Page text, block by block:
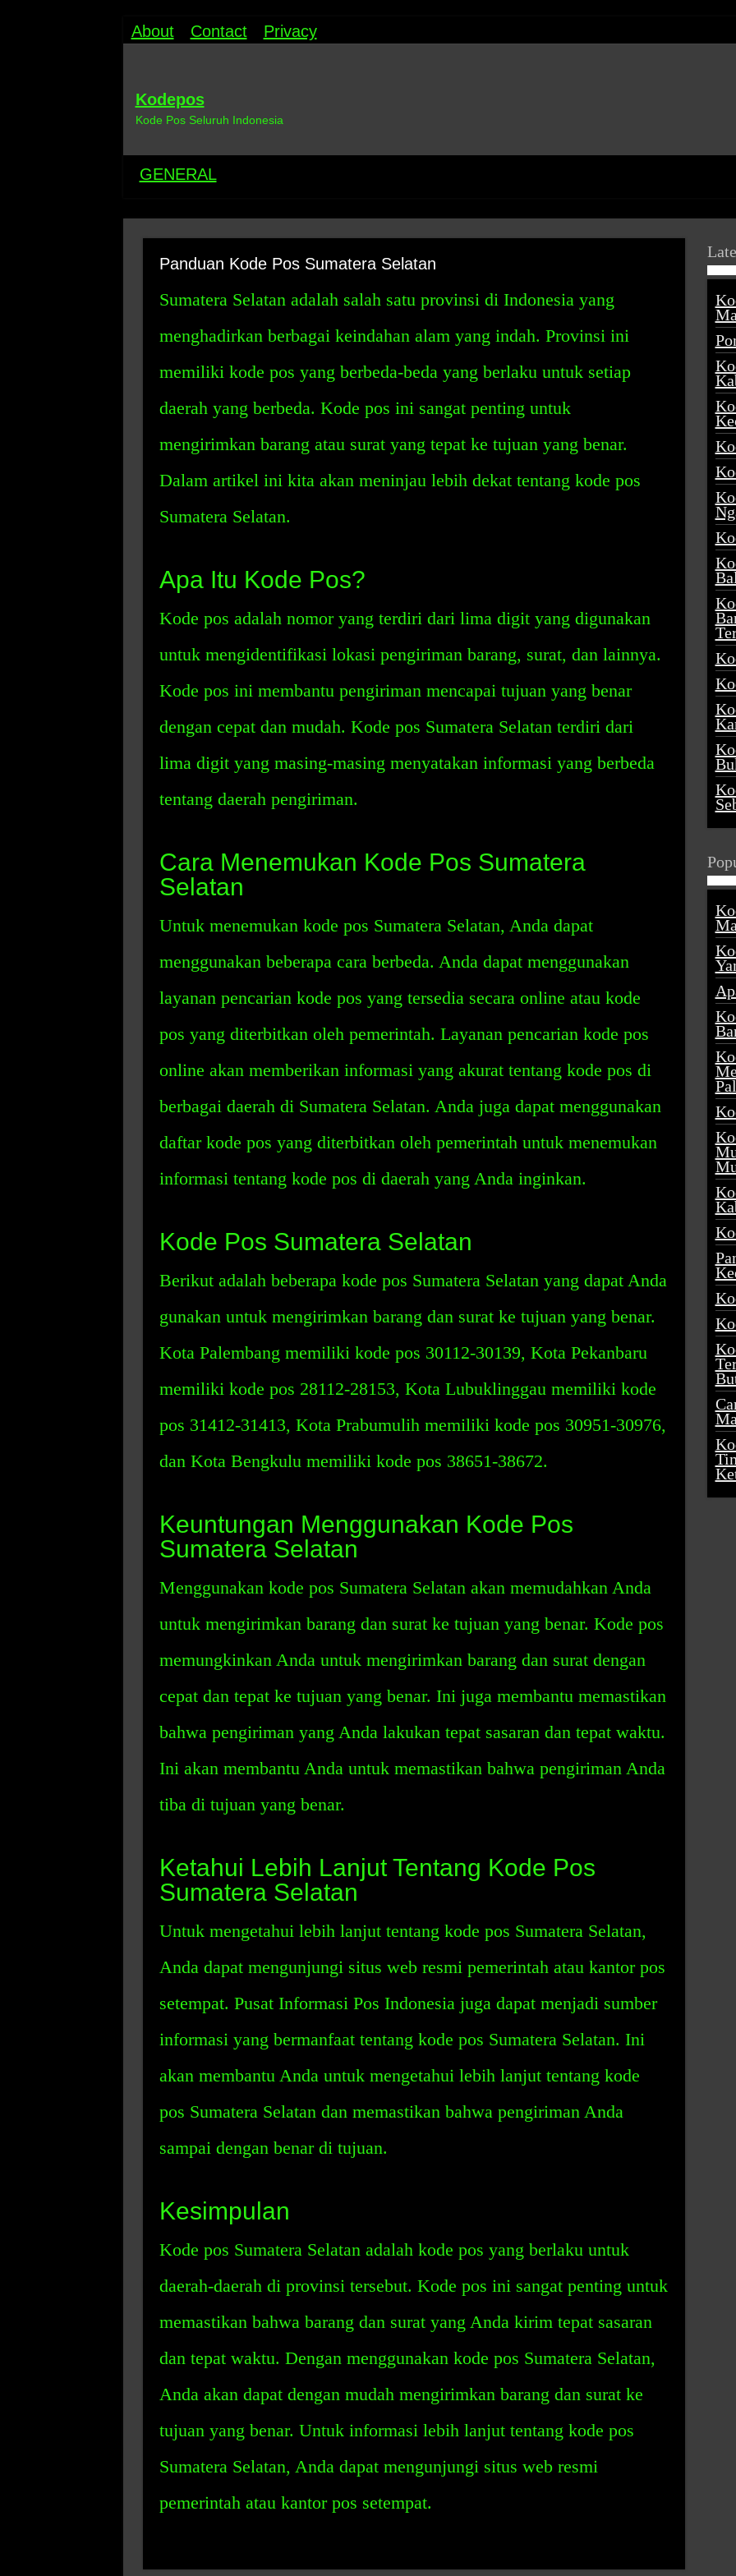
About Contact Privacy
Kodepos
Kode Pos Seluruh Indonesia
GENERAL
Panduan Kode Pos Sumatera Selatan
Sumatera Selatan adalah salah satu provinsi di Indonesia yang
menghadirkan berbagai keindahan alam yang indah. Provinsi ini
memiliki kode pos yang berbeda-beda yang berlaku untuk setiap
daerah yang berbeda. Kode pos ini sangat penting untuk
mengirimkan barang atau surat yang tepat ke tujuan yang benar.
Dalam artikel ini kita akan meninjau lebih dekat tentang kode pos
Sumatera Selatan.
Apa Itu Kode Pos?
Kode pos adalah nomor yang terdiri dari lima digit yang digunakan
untuk mengidentifikasi lokasi pengiriman barang, surat, dan lainnya.
Kode pos ini membantu pengiriman mencapai tujuan yang benar
dengan cepat dan mudah. Kode pos Sumatera Selatan terdiri dari
lima digit yang masing-masing menyatakan informasi yang berbeda
tentang daerah pengiriman.
Cara Menemukan Kode Pos Sumatera
Selatan
Untuk menemukan kode pos Sumatera Selatan, Anda dapat
menggunakan beberapa cara berbeda. Anda dapat menggunakan
layanan pencarian kode pos yang tersedia secara online atau kode
pos yang diterbitkan oleh pemerintah. Layanan pencarian kode pos
online akan memberikan informasi yang akurat tentang kode pos di
berbagai daerah di Sumatera Selatan. Anda juga dapat menggunakan
daftar kode pos yang diterbitkan oleh pemerintah untuk menemukan
informasi tentang kode pos di daerah yang Anda inginkan.
Kode Pos Sumatera Selatan
Berikut adalah beberapa kode pos Sumatera Selatan yang dapat Anda
gunakan untuk mengirimkan barang dan surat ke tujuan yang benar.
Kota Palembang memiliki kode pos 30112-30139, Kota Pekanbaru
memiliki kode pos 28112-28153, Kota Lubuklinggau memiliki kode
pos 31412-31413, Kota Prabumulih memiliki kode pos 30951-30976,
dan Kota Bengkulu memiliki kode pos 38651-38672.
Keuntungan Menggunakan Kode Pos
Sumatera Selatan
Menggunakan kode pos Sumatera Selatan akan memudahkan Anda
untuk mengirimkan barang dan surat ke tujuan yang benar. Kode pos
memungkinkan Anda untuk mengirimkan barang dan surat dengan
cepat dan tepat ke tujuan yang benar. Ini juga membantu memastikan
bahwa pengiriman yang Anda lakukan tepat sasaran dan tepat waktu.
Ini akan membantu Anda untuk memastikan bahwa pengiriman Anda
tiba di tujuan yang benar.
Ketahui Lebih Lanjut Tentang Kode Pos
Sumatera Selatan
Untuk mengetahui lebih lanjut tentang kode pos Sumatera Selatan,
Anda dapat mengunjungi situs web resmi pemerintah atau kantor pos
setempat. Pusat Informasi Pos Indonesia juga dapat menjadi sumber
informasi yang bermanfaat tentang kode pos Sumatera Selatan. Ini
akan membantu Anda untuk mengetahui lebih lanjut tentang kode
pos Sumatera Selatan dan memastikan bahwa pengiriman Anda
sampai dengan benar di tujuan.
Kesimpulan
Kode pos Sumatera Selatan adalah kode pos yang berlaku untuk
daerah-daerah di provinsi tersebut. Kode pos ini sangat penting untuk
memastikan bahwa barang dan surat yang Anda kirim tepat sasaran
dan tepat waktu. Dengan menggunakan kode pos Sumatera Selatan,
Anda akan dapat dengan mudah mengirimkan barang dan surat ke
tujuan yang benar. Untuk informasi lebih lanjut tentang kode pos
Sumatera Selatan, Anda dapat mengunjungi situs web resmi
pemerintah atau kantor pos setempat.